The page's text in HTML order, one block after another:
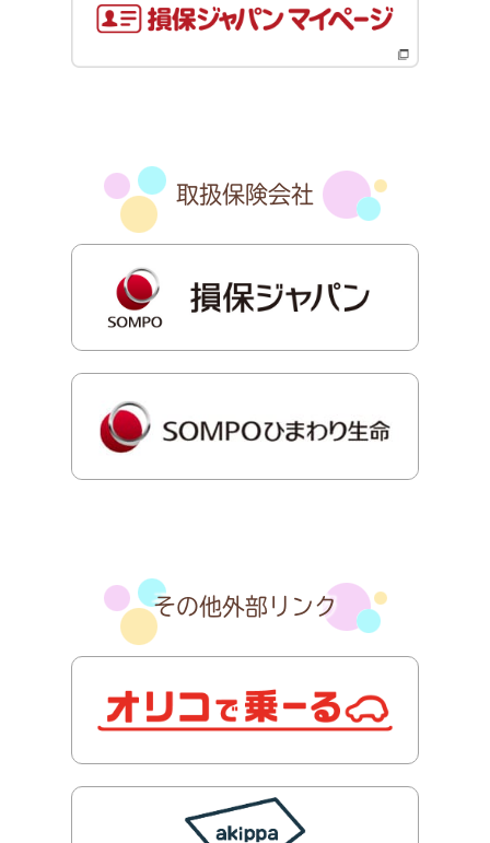
取扱保険会社
その他外部リンク